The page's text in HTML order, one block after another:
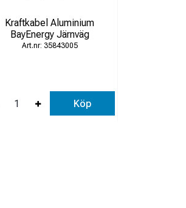
Kraftkabel Aluminium
BayEnergy Järnväg
35843005
Köp